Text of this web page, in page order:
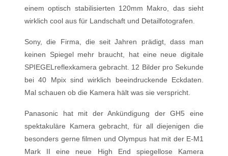
einem optisch stabilisierten 120mm Makro, das sieht
wirklich cool aus für Landschaft und Detailfotografen.
Sony, die Firma, die seit Jahren prädigt, dass man
keinen Spiegel mehr braucht, hat eine neue digitale
SPIEGELreflexkamera gebracht. 12 Bilder pro Sekunde
bei 40 Mpix sind wirklich beeindruckende Eckdaten.
Mal schauen ob die Kamera hält was sie verspricht.
Panasonic hat mit der Ankündigung der GH5 eine
spektakuläre Kamera gebracht, für all diejenigen die
besonders gerne filmen und Olympus hat mit der E-M1
Mark II eine neue High End spiegellose Kamera